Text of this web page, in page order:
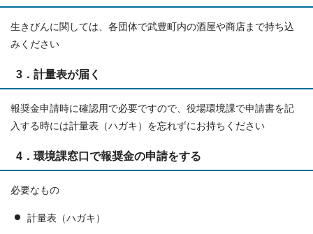
生きびんに関しては、各団体で武豊町内の酒屋や商店まで持ち込
みください
3．計量表が届く
報奨金申請時に確認用で必要ですので、役場環境課で申請書を記
入する時には計量表（ハガキ）を忘れずにお持ちください
4．環境課窓口で報奨金の申請をする
必要なもの
計量表（ハガキ）